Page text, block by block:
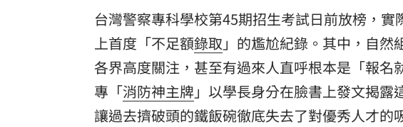
台灣警察專科學校第45期招生考試日前放榜，
上首度「不足額錄取 」的尷尬紀錄。其中，自
各界高度關注，甚至有過來人直呼根本是「報
專「消防神主牌」以學長身分在臉書上發文揭
讓過去擠破頭的鐵飯碗徹底失去了對優秀人才的